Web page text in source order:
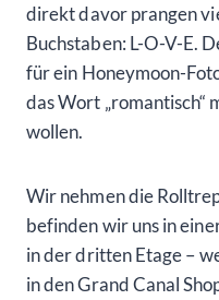
direkt davor prangen
Buchstaben: L-O-V-E.
für ein Honeymoon-
das Wort „romantisch“
wollen.
Wir nehmen die
befinden wir uns in
in der dritten Etage –
in den Grand Canal